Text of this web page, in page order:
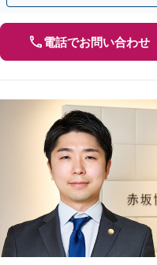
電話でお問い合わせ